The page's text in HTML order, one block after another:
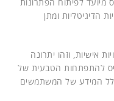
הדיגיטליות ומתן
אישיות, וזהו יתרונה
להתפתחות הטבעית של
המידע של המשתמשים